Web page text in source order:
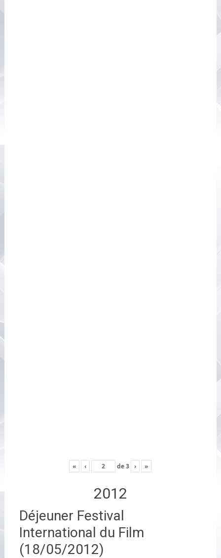
« ‹ de3 › »
2012
Déjeuner Festival
International du Film
(18/05/2012)